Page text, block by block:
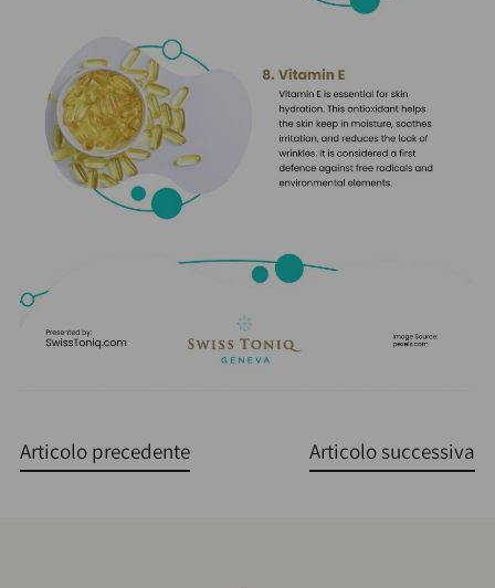
Articolo precedente Articolo successiva